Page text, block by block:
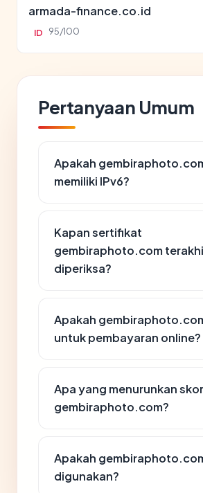
armada-finance.co.id
ID 95/100
Pertanyaan Umum
Apakah
memiliki IPv6?
Kapan sertifikat
gembiraphoto.com
diperiksa?
Apakah
untuk pembayaran online?
Apa yang menurunkan skor
gembiraphoto.com?
Apakah
digunakan?